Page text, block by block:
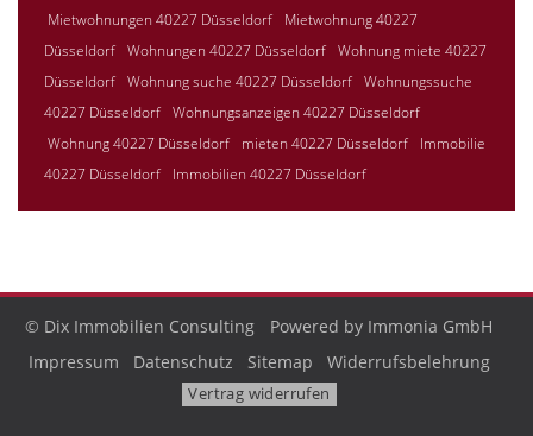
Mietwohnungen 40227 Düsseldorf
Mietwohnung 40227
Düsseldorf Wohnungen 40227 Düsseldorf Wohnung miete 40227
Düsseldorf Wohnung suche 40227 Düsseldorf Wohnungssuche
40227 Düsseldorf Wohnungsanzeigen 40227 Düsseldorf
Wohnung 40227 Düsseldorf
mieten 40227 Düsseldorf
Immobilie
40227 Düsseldorf
Immobilien 40227 Düsseldorf
© Dix Immobilien Consulting
Powered by Immonia GmbH
Impressum
Datenschutz Sitemap Widerrufsbelehrung
Vertrag widerrufen